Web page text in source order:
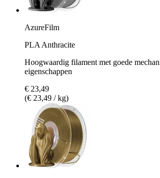
AzureFilm
PLA Anthracite
Hoogwaardig filament met goede
eigenschappen
€ 23,49
(€ 23,49 / kg)